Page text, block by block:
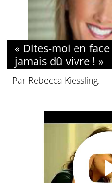
« Dites-moi en
jamais dû vivre ! »
Par Rebecca Kiessling.